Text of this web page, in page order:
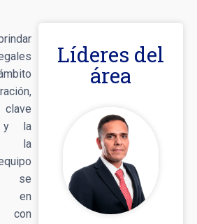
y la
la
se
en
con
Líderes del
área